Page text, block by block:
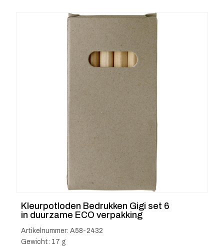
Kleurpotloden Bedrukken Gigi set 6
in duurzame ECO verpakking
Artikelnummer: A58-2432
Gewicht: 17 g